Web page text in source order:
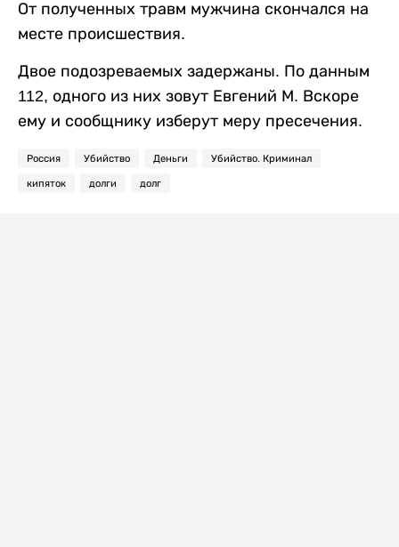
От полученных травм мужчина скончался на
месте происшествия.
Двое подозреваемых задержаны. По данным
112, одного из них зовут Евгений М. Вскоре
ему и сообщнику изберут меру пресечения.
Россия Убийство Деньги Убийство. Криминал
кипяток долги долг